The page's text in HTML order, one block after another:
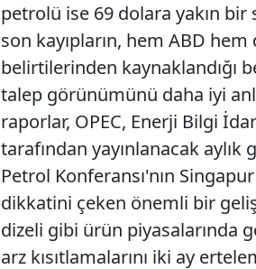
petrolü ise 69 dolara yakın
son kayıpların, hem ABD
belirtilerinden kaynaklandığı
talep görünümünü daha iyi
raporlar, OPEC, Enerji Bilgi
tarafından yayınlanacak
Petrol Konferansı'nın
dikkatini çeken önemli bir
dizeli gibi ürün piyasalarında
arz kısıtlamalarını iki ay